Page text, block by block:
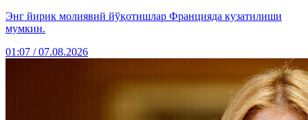
Энг йирик молиявий йўқотишлар Францияда кузатилиши
мумкин.
01:07 / 07.08.2026